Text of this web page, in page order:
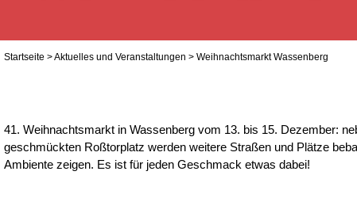
Startseite >Aktuelles und Veranstaltungen > Weihnachtsmarkt Wassenberg
41. Weihnachtsmarkt in Wassenberg vom 13. bis 15. Dezember:
geschmückten Roßtorplatz werden weitere Straßen und Plätze
Ambiente zeigen. Es ist für jeden Geschmack etwas dabei!